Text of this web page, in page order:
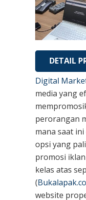
DETAIL
Digital
media yang
perorangan
mana saat
opsi yang
promosi
kelas atas
(
website